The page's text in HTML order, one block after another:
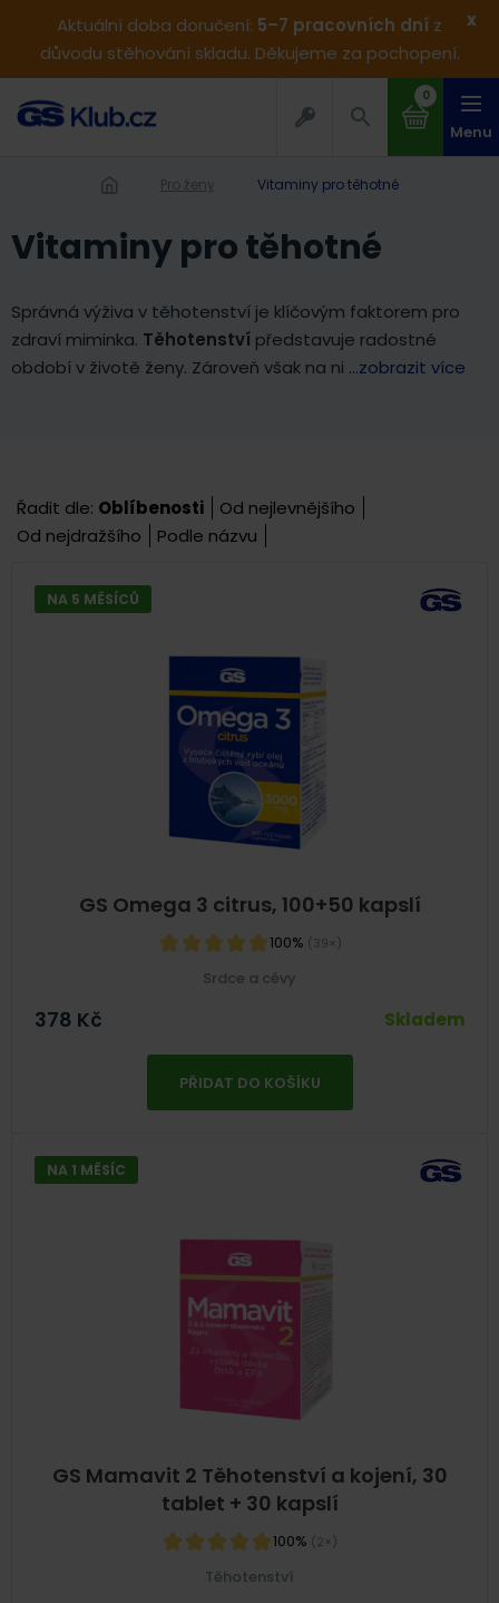
Aktuální doba doručení: 5–7 pracovních dní z
důvodu stěhování skladu. Děkujeme za pochopení.
x
0
Menu
Pro ženy Vitaminy pro těhotné
Vitaminy pro těhotné
Správná výživa v těhotenství je klíčovým faktorem pro
zdraví miminka. Těhotenství představuje radostné
období v životě ženy. Zároveň však na ni ...zobrazit více
Řadit dle: Oblíbenosti
Od nejlevnějšího
Od nejdražšího
Podle názvu
GS Omega 3 citrus, 100+50 kapslí
100% (39×)
NA 5 MĚSÍCŮ
Srdce a cévy
378 Kč Skladem
PŘIDAT DO KOŠÍKU
GS Mamavit 2 Těhotenství a kojení, 30
tablet + 30 kapslí
100% (2×)
NA 1 MĚSÍC
Těhotenství